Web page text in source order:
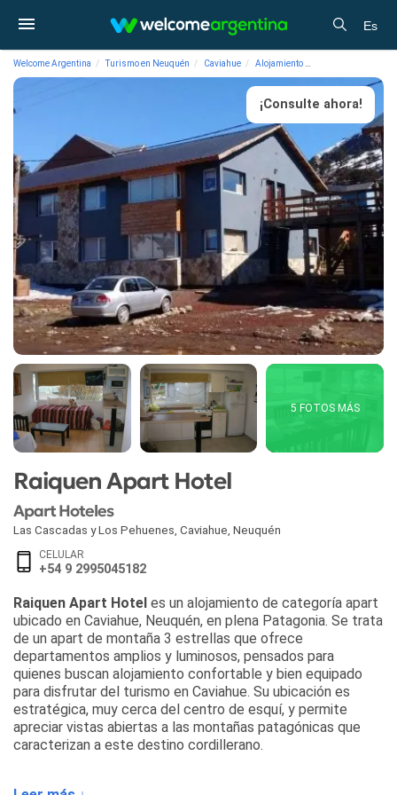
Es
Welcome Argentina Turismo en Neuquén Caviahue Alojamiento
¡Consulte ahora!
5 FOTOS MÁS
Raiquen Apart Hotel
Apart Hoteles
Las Cascadas y Los Pehuenes Caviahue Neuquén
CELULAR
+54 9 2995045182
Raiquen Apart Hotel es un alojamiento de categoría apart
ubicado en Caviahue, Neuquén, en plena Patagonia. Se trata
de un apart de montaña 3 estrellas que ofrece
departamentos amplios y luminosos, pensados para
quienes buscan alojamiento confortable y bien equipado
para disfrutar del turismo en Caviahue. Su ubicación es
estratégica, muy cerca del centro de esquí, y permite
apreciar vistas abiertas a las montañas patagónicas que
caracterizan a este destino cordillerano.